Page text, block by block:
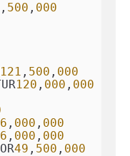
, 500 , 000
121 , 500 , 000
120 , 000 , 000
, 000 , 000
, 000 , 000
49 , 500 , 000